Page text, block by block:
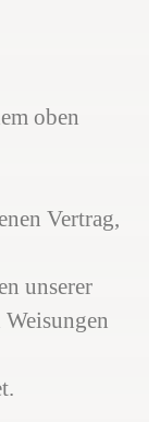
oben
Vertrag,
unserer